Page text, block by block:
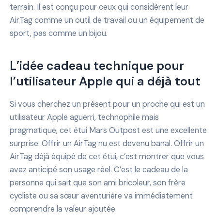
terrain. Il est conçu pour ceux qui considèrent leur
AirTag comme un outil de travail ou un équipement de
sport, pas comme un bijou.
L’idée cadeau technique pour
l’utilisateur Apple qui a déjà tout
Si vous cherchez un présent pour un proche qui est un
utilisateur Apple aguerri, technophile mais
pragmatique, cet étui Mars Outpost est une excellente
surprise. Offrir un AirTag nu est devenu banal. Offrir un
AirTag déjà équipé de cet étui, c’est montrer que vous
avez anticipé son usage réel. C’est le cadeau de la
personne qui sait que son ami bricoleur, son frère
cycliste ou sa sœur aventurière va immédiatement
comprendre la valeur ajoutée.